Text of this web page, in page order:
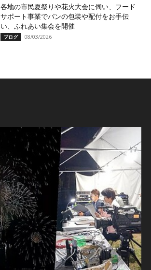
各地の市民夏祭りや花火大会に伺い、フード
サポート事業でパンの包装や配付をお手伝
い、ふれあい集会を開催
ブログ 08/03/2026